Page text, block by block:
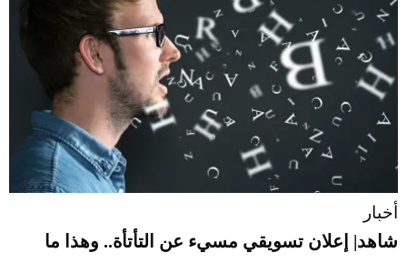
أخبار
شاهد| إعلان تسويقي مسيء عن التأتأة.. وهذا ما